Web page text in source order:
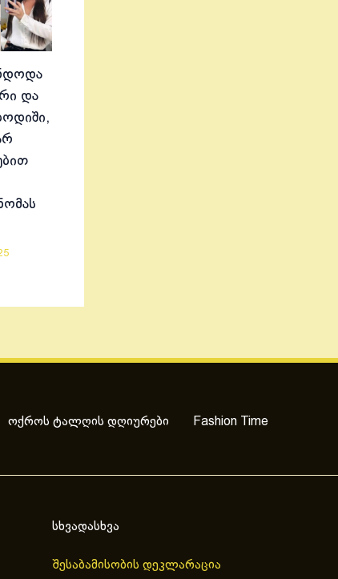
და
ოქროს ტალღის დღიურები Fashion Time
სხვადასხვა
შესაბამისობის დეკლარაცია